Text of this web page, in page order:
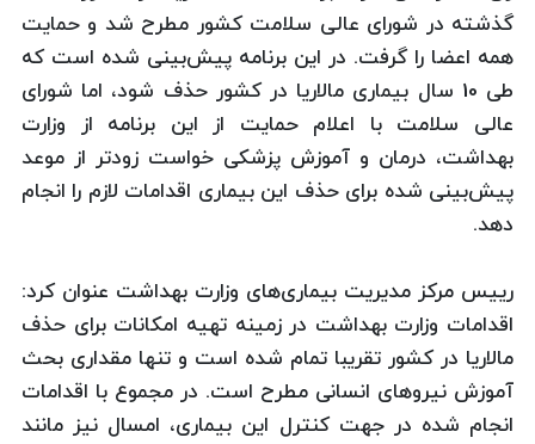
گذشته در شورای عالی سلامت كشور مطرح شد و حمایت
همه اعضا را گرفت. در این برنامه پیش‌بینی شده است كه
طی 10 سال بیماری مالاریا در كشور حذف شود، اما شورای
عالی سلامت با اعلام حمایت از این برنامه از وزارت
بهداشت، درمان و آموزش پزشكی خواست زودتر از موعد
پیش‌بینی شده برای حذف این بیماری اقدامات لازم را انجام
دهد.
رییس مركز مدیریت بیماری‌های وزارت بهداشت عنوان كرد:
اقدامات وزارت بهداشت در زمینه‌ تهیه امكانات برای حذف
مالاریا در كشور تقریبا تمام شده است و تنها مقداری بحث
آموزش نیروهای انسانی مطرح است. در مجموع با اقدامات
انجام شده در جهت كنترل این بیماری، امسال نیز مانند